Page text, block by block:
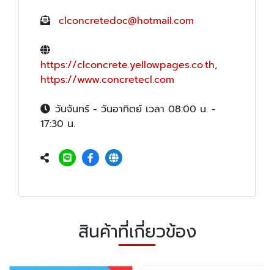
clconcretedoc@hotmail.com
https://clconcrete.yellowpages.co.th,
https://www.concretecl.com
วันจันทร์ - วันอาทิตย์ เวลา 08:00 น. -
17:30 น.
สินค้าที่เกี่ยวข้อง